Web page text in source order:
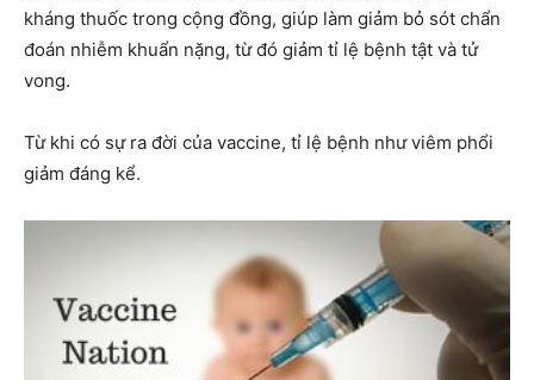
kháng thuốc trong cộng đồng, giúp làm giảm bỏ sót chẩn
đoán nhiễm khuẩn nặng, từ đó giảm tỉ lệ bệnh tật và tử
vong.
Từ khi có sự ra đời của vaccine, tỉ lệ bệnh như viêm phổi
giảm đáng kể.